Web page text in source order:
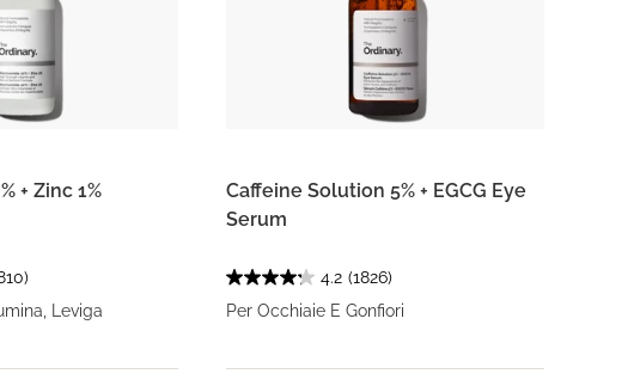
+ Zinc 1%
Leviga
Caffeine Solution 5% + EGCG Eye
Serum
4.2 (1826)
Per Occhiaie E Gonfiori